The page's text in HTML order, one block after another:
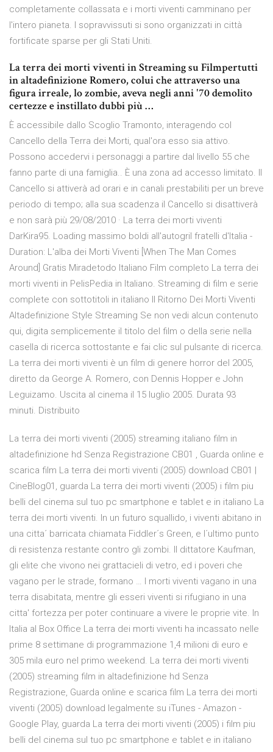
completamente collassata e i morti viventi camminano per
l'intero pianeta. I sopravvissuti si sono organizzati in città
fortificate sparse per gli Stati Uniti.
La terra dei morti viventi in Streaming su Filmpertutti
in altadefinizione Romero, colui che attraverso una
figura irreale, lo zombie, aveva negli anni '70 demolito
certezze e instillato dubbi più …
È accessibile dallo Scoglio Tramonto, interagendo col
Cancello della Terra dei Morti, qual'ora esso sia attivo.
Possono accedervi i personaggi a partire dal livello 55 che
fanno parte di una famiglia.. È una zona ad accesso limitato. Il
Cancello si attiverà ad orari e in canali prestabiliti per un breve
periodo di tempo; alla sua scadenza il Cancello si disattiverà
e non sarà più 29/08/2010 · La terra dei morti viventi
DarKira95. Loading massimo boldi all'autogril fratelli d'Italia -
Duration: L'alba dei Morti Viventi [When The Man Comes
Around] Gratis Miradetodo Italiano Film completo La terra dei
morti viventi in PelisPedia in Italiano. Streaming di film e serie
complete con sottotitoli in italiano Il Ritorno Dei Morti Viventi
Altadefinizione Style Streaming Se non vedi alcun contenuto
qui, digita semplicemente il titolo del film o della serie nella
casella di ricerca sottostante e fai clic sul pulsante di ricerca.
La terra dei morti viventi è un film di genere horror del 2005,
diretto da George A. Romero, con Dennis Hopper e John
Leguizamo. Uscita al cinema il 15 luglio 2005. Durata 93
minuti. Distribuito
La terra dei morti viventi (2005) streaming italiano film in
altadefinizione hd Senza Registrazione CB01 , Guarda online e
scarica film La terra dei morti viventi (2005) download CB01 |
CineBlog01, guarda La terra dei morti viventi (2005) i film piu
belli del cinema sul tuo pc smartphone e tablet e in italiano La
terra dei morti viventi. In un futuro squallido, i viventi abitano in
una citta´ barricata chiamata Fiddler´s Green, e l´ultimo punto
di resistenza restante contro gli zombi. Il dittatore Kaufman,
gli elite che vivono nei grattacieli di vetro, ed i poveri che
vagano per le strade, formano … I morti viventi vagano in una
terra disabitata, mentre gli esseri viventi si rifugiano in una
citta' fortezza per poter continuare a vivere le proprie vite. In
Italia al Box Office La terra dei morti viventi ha incassato nelle
prime 8 settimane di programmazione 1,4 milioni di euro e
305 mila euro nel primo weekend. La terra dei morti viventi
(2005) streaming film in altadefinizione hd Senza
Registrazione, Guarda online e scarica film La terra dei morti
viventi (2005) download legalmente su iTunes - Amazon -
Google Play, guarda La terra dei morti viventi (2005) i film piu
belli del cinema sul tuo pc smartphone e tablet e in italiano